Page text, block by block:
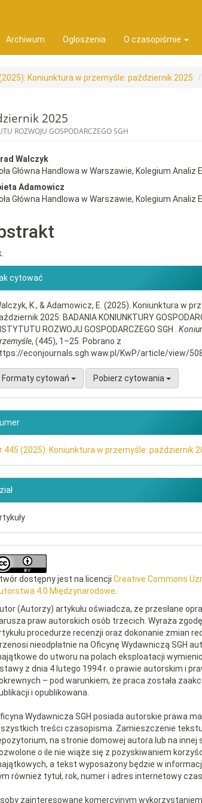
Archiwum Ogłoszenia O czasopiśmie
Koniunktura w przemyśle: październik 2025
2025
ROZWOJU GOSPODARCZEGO SGH
Walczyk
Główna Handlowa w Warszawie, Kolegium Analiz
Adamowicz
Główna Handlowa w Warszawie, Kolegium Analiz
cytować
K., & Adamowicz, E. (2025). Koniunktura w
2025: BADANIA KONIUNKTURY
ROZWOJU GOSPODARCZEGO SGH .
, (445), 1–25. Pobrano z
econjournals.sgh.waw.pl/KwP/article/view/
Formaty cytowań Pobierz cytowania
445 (2025): Koniunktura w przemyśle: październik
dostępny jest na licencjiCreative Commons
4.0 Międzynarodowe
(Autorzy) artykułu oświadcza, że przesłane
praw autorskich osób trzecich. Wyraża
procedurze recenzji oraz dokonanie zmian
nieodpłatnie na Oficynę Wydawniczą SGH
do utworu na polach eksploatacji
z dnia 4 lutego 1994 r. o prawie autorskim i
– pod warunkiem, że praca została
i opublikowana.
Wydawnicza SGH posiada autorskie prawa
treści czasopisma. Zamieszczenie tekstu
na stronie domowej autora lub na innej
o ile nie wiąże się z pozyskiwaniem
a tekst wyposażony będzie w
również tytuł, rok, numer i adres internetowy
zainteresowane komercyjnym